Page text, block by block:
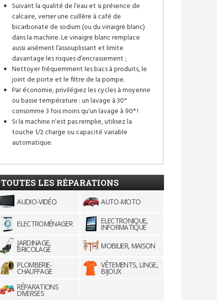
Suivant la qualité de l’eau et si présence de
calcaire, verser une cuillère à café de
bicarbonate de sodium (ou du vinaigre blanc)
dans la machine. Le vinaigre blanc remplace
aussi aisément l’assouplissant et limite
davantage les risques d’encrassement ;
Nettoyer fréquemment les bacs à produits, le
joint de porte et le filtre de la pompe.
Par économie, privilégiez les cycles à moyenne
ou basse température : un lavage à 30°
consomme 3 fois moins qu'un lavage à 90° !
Si la machine n'est pas remplie, utilisez la
touche 1/2 charge ou capacité variable
automatique.
TOUTES LES RÉPARATIONS
AUDIO-VIDÉO AUTO-MOTO
ELECTROMÉNAGER ELECTRONIQUE,
INFORMATIQUE
JARDINAGE,
BRICOLAGE
MOBILIER, MAISON
PLOMBERIE-
CHAUFFAGE
VÊTEMENTS, LINGE,
BIJOUX
RÉPARATIONS
DIVERSES